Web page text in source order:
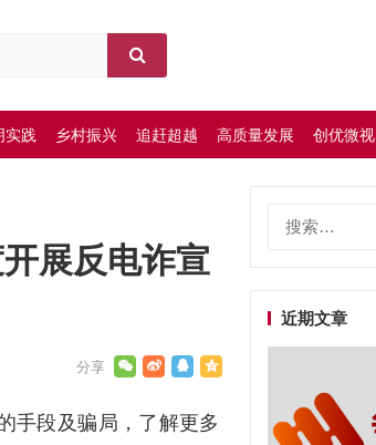
实践 乡村振兴 追赶超越 高质量发展 创优微视
展反电诈宣
手段及骗局，了解更多
近期文章